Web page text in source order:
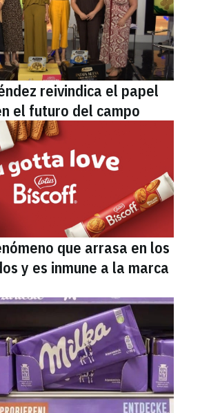
reivindica el papel
el futuro del campo
que arrasa en los
y es inmune a la marca